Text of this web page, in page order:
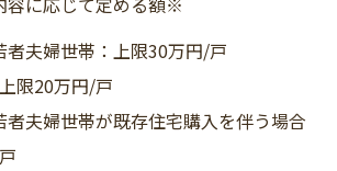
者夫婦世帯：上限30万円/戸
限20万円/戸
夫婦世帯が既存住宅購入を伴う場合